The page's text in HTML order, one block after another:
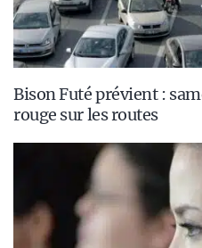
Bison Futé prévient :
rouge sur les routes